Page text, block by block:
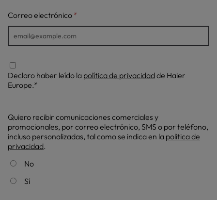
Correo electrónico
Declaro haber leído la política de privacidadde Haier
Europe.*
Quiero recibir comunicaciones comerciales y
promocionales, por correo electrónico, SMS o por teléfono,
incluso personalizadas, tal como se indica en la política de
privacidad.
No
Sí